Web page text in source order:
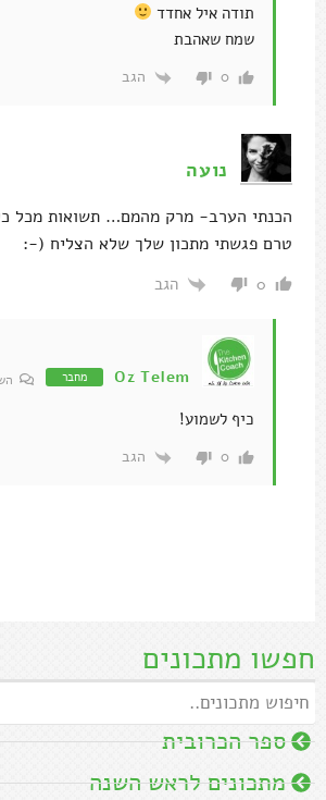
חפשו מתכונים
ספר הכרובית
מתכונים לראש השנה
תודה איל אחדד
שמח שאהבת
0 הגב
נועה
הכנתי הערב- מרק מהמם… תשואות מכל
טרם פגשתי מתכון שלך שלא הצליח (-:
0 הגב
Oz Telem מחבר
כיף לשמוע!
0 הגב